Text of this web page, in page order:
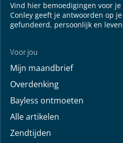
Vind hier bemoedigingen voor je
Conley geeft je antwoorden op
gefundeerd, persoonlijk en
Voor jou
Mijn maandbrief
Overdenking
Bayless ontmoeten
Alle artikelen
Zendtijden